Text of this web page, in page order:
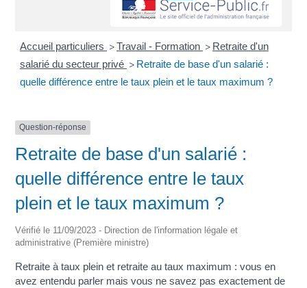
Accueil particuliers >Travail - Formation > Retraite d'un
salarié du secteur privé > Retraite de base d'un salarié :
quelle différence entre le taux plein et le taux maximum ?
Question-réponse
Retraite de base d'un salarié :
quelle différence entre le taux
plein et le taux maximum ?
Vérifié le 11/09/2023 - Direction de l'information légale et
administrative (Première ministre)
Retraite à taux plein et retraite au taux maximum : vous en
avez entendu parler mais vous ne savez pas exactement de